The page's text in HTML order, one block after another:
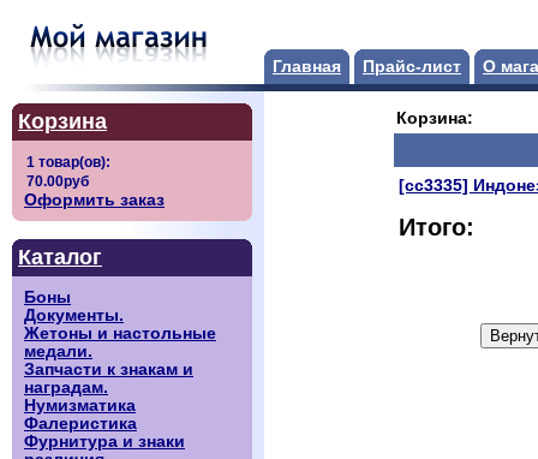
Главная Прайс-лист О
Корзина
Оформить заказ
Каталог
Боны
Документы.
Жетоны и настольные
медали.
Запчасти к знакам и
наградам.
Нумизматика
Фалеристика
Фурнитура и знаки
Корзина:
[сс3335]
Итого: